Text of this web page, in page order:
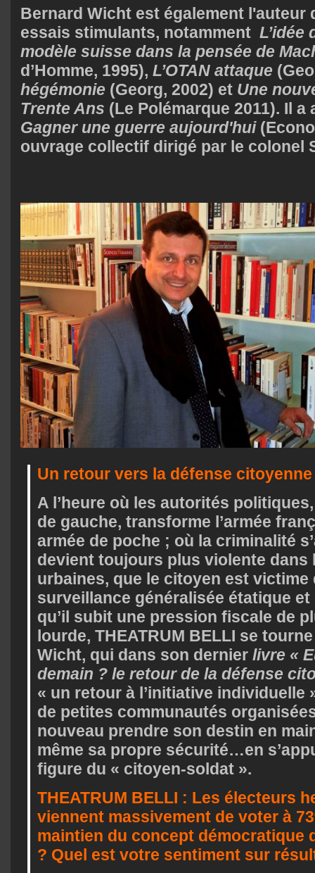
Bernard Wicht est également l'auteur
essais stimulants, notamment L’idée
modèle suisse dans la pensée de
d’Homme, 1995), L’OTAN attaque
hégémonie (Georg, 2002) et Une
Trente Ans (Le Polémarque 2011). Il
Gagner une guerre aujourd'hui
ouvrage collectif dirigé par le colonel
Un retour vers la défense
A l’heure où les autorités
de gauche, transforme l’armée
armée de poche ; où la criminalité
devient toujours plus violente dans
urbaines, que le citoyen est victime
surveillance généralisée étatique
qu’il subit une pression fiscale de
lourde, THEATRUM BELLI se
Wicht, qui dans son dernier livre «
demain ? le retour de la défense
« un retour à l’initiative individuelle
de petites communautés
nouveau prendre son destin en
même sa propre sécurité…en
figure du « citoyen-soldat ».
THEATRUM BELLI : Les électeurs
viennent massivement de voter à
maintien du concept démocratique
? Quel est votre sentiment sur